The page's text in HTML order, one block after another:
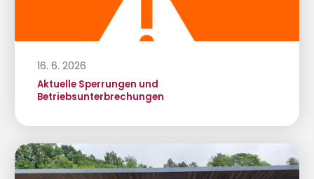
16. 6. 2026
Aktuelle Sperrungen und
Betriebsunterbrechungen